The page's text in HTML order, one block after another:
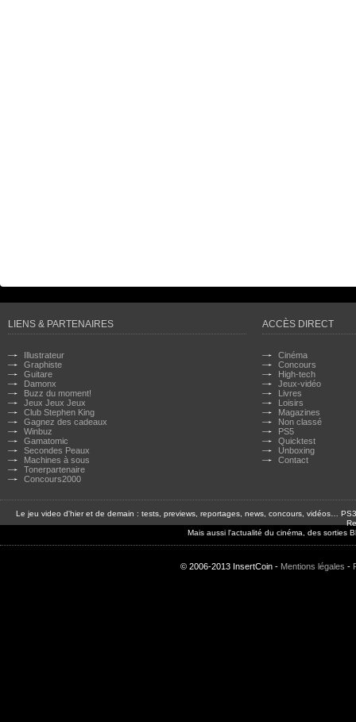
LIENS & PARTENAIRES
Illustrateur
Graphiste
Guitare
Damonx
Buzz du moment!
Jeux Jeux Jeux
Club Stephen King
Gagnez des cadeaux
Winbuz
Gamatomic
Secondes Peaux
Machines à sous
Tonerpartenaire
Concours2000
ACCÈS DIRECT
Cinéma
Concours
High-tech
Jeux-vidéo
Livres
Loisirs
Magazines
Non classé
PS5
Quicktest
Unboxing
Contact
Le jeu video d'hier et de demain : tests, previews, reportages, news, concours, vidéos…
Mais aussi l'actualité du cinéma, des sorties
© 2006-2013 InsertCoin - Mentions légales -